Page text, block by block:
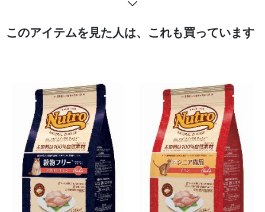
このアイテムを見た人は、これも買っています